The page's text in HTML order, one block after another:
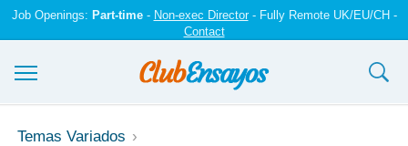
Job Openings: Part-time- Non-exec Director- Fully Remote UK/EU/CH -
Contact
Ensayos y trabajos
Temas Variados